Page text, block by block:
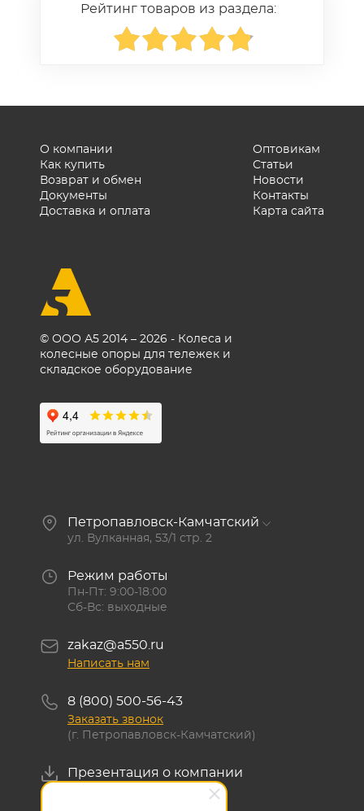
Рейтинг товаров из раздела:
© ООО А5 2014 – 2026 - Колеса и
колесные опоры для тележек и
складское оборудование
О компании
Как купить
Возврат и обмен
Документы
Доставка и оплата
Оптовикам
Статьи
Новости
Контакты
Карта сайта
Петропавловск-Камчатский
ул. Вулканная, 53/1 стр. 2
Режим работы
Пн-Пт: 9:00-18:00
Сб-Вс: выходные
zakaz@a550.ru
Написать нам
8 (800) 500-56-43
Заказать звонок
(г. Петропавловск-Камчатский)
Презентация о компании